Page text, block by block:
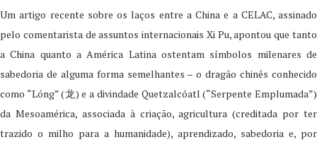
Um artigo recente sobre os laços entre a China e a CELAC, assinado
pelo comentarista de assuntos internacionais Xi Pu, apontou que tanto
a China quanto a América Latina ostentam símbolos milenares de
sabedoria de alguma forma semelhantes – o dragão chinês conhecido
como “Lóng” (龙) e a divindade Quetzalcóatl (“Serpente Emplumada”)
da Mesoamérica, associada à criação, agricultura (creditada por ter
trazido o milho para a humanidade), aprendizado, sabedoria e, por